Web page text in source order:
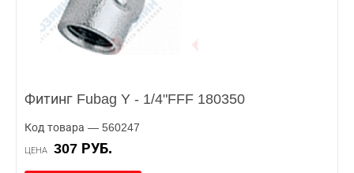
Фитинг Fubag Y - 1/4"FFF 180350
Код товара — 560247
ЦЕНА 307 РУБ.